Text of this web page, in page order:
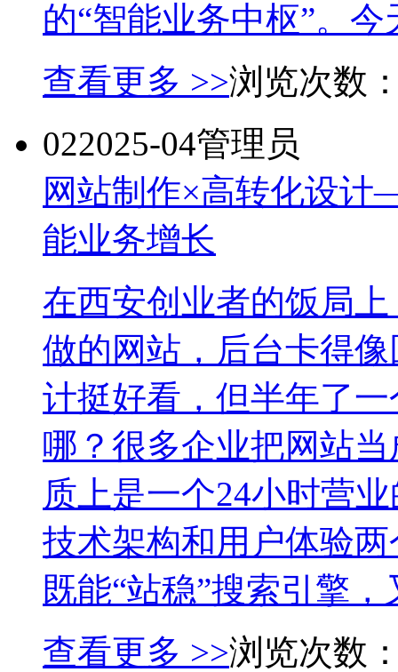
的“智能业务中枢”。今
查看更多 >>浏览次
022025-04管理员
网站制作×高转化设
能业务增长
在西安创业者的饭局
做的网站，后台卡得
计挺好看，但半年了
哪？很多企业把网站
质上是一个24小时营
技术架构和用户体验
既能“站稳”搜索引擎
查看更多 >>浏览次数